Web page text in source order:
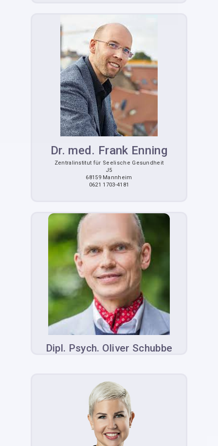
Dr. med. Frank Enning
Zentralinstitut für Seelische Gesundheit
J5
68159 Mannheim
0621 1703-4181
Dipl. Psych. Oliver Schubbe